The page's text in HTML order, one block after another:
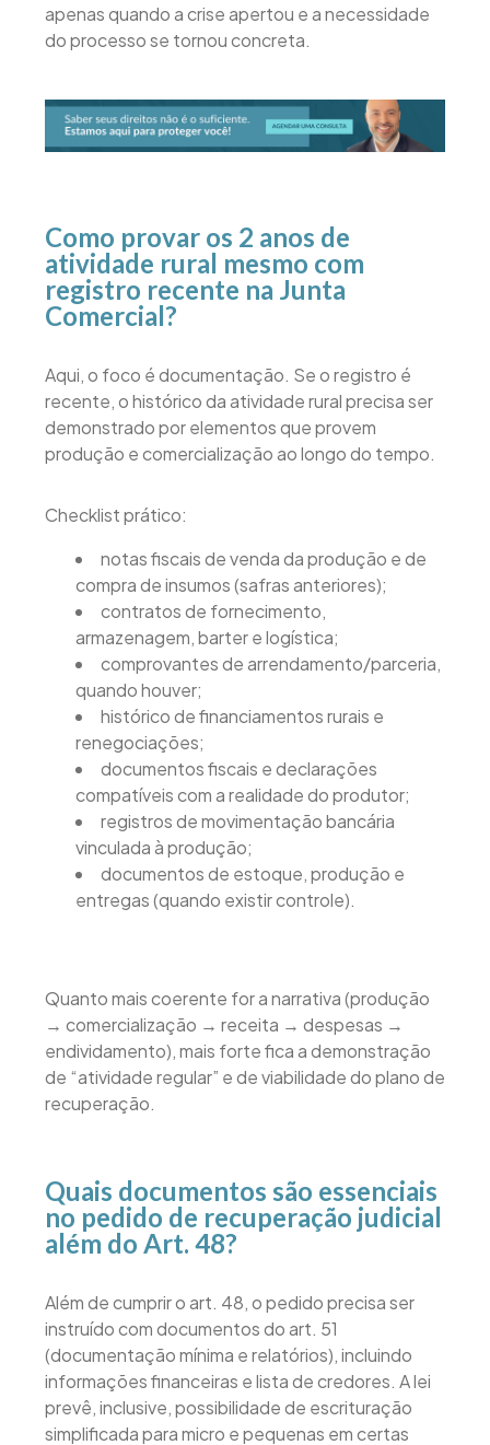
apenas quando a crise apertou e a necessidade
do processo se tornou concreta.
Como provar os 2 anos de
atividade rural mesmo com
registro recente na Junta
Comercial?
Aqui, o foco é documentação. Se o registro é
recente, o histórico da atividade rural precisa ser
demonstrado por elementos que provem
produção e comercialização ao longo do tempo.
Checklist prático:
notas fiscais de venda da produção e de
compra de insumos (safras anteriores);
contratos de fornecimento,
armazenagem, barter e logística;
comprovantes de arrendamento/parceria,
quando houver;
histórico de financiamentos rurais e
renegociações;
documentos fiscais e declarações
compatíveis com a realidade do produtor;
registros de movimentação bancária
vinculada à produção;
documentos de estoque, produção e
entregas (quando existir controle).
Quanto mais coerente for a narrativa (produção
→ comercialização → receita → despesas →
endividamento), mais forte fica a demonstração
de “atividade regular” e de viabilidade do plano de
recuperação.
Quais documentos são essenciais
no pedido de recuperação judicial
além do Art. 48?
Além de cumprir o art. 48, o pedido precisa ser
instruído com documentos do art. 51
(documentação mínima e relatórios), incluindo
informações financeiras e lista de credores. A lei
prevê, inclusive, possibilidade de escrituração
simplificada para micro e pequenas em certas